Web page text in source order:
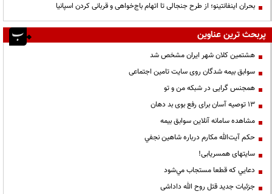
بحران اینفانتینو؛ از طرح جنجالی تا اتهام باج‌خواهی و قربانی کردن اسپانیا
پربحث ترین عناوین
هشتمین کلان شهر ایران مشخص شد
سوابق بیمه شدگان روی سایت تامین اجتماعی
همجنس گرایی در شبکه من و تو
13 توصیه آسان برای رفع بوی بد دهان
مشاهده سامانه آنلاين سوابق بیمه
حكم آيت‌الله مكارم درباره شاهين نجفي
سایتهای همسریابی!
دعايي كه قطعا مستجاب مي‌شود
جزئیات جدید قتل روح الله داداشی